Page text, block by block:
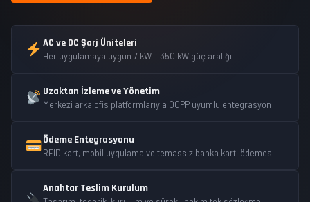
AC ve DC Şarj Üniteleri
Her uygulamaya uygun 7 kW – 350 kW güç aralığı
Uzaktan İzleme ve Yönetim
Merkezi arka ofis platformlarıyla OCPP uyumlu entegrasyon
Ödeme Entegrasyonu
RFID kart, mobil uygulama ve temassız banka kartı ödemesi
Anahtar Teslim Kurulum